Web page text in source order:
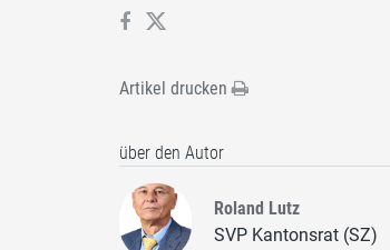
Artikel drucken
über den Autor
Roland Lutz
SVP Kantonsrat (SZ)